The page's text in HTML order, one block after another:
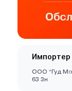
Импортер
ООО “Гуд
63 3н